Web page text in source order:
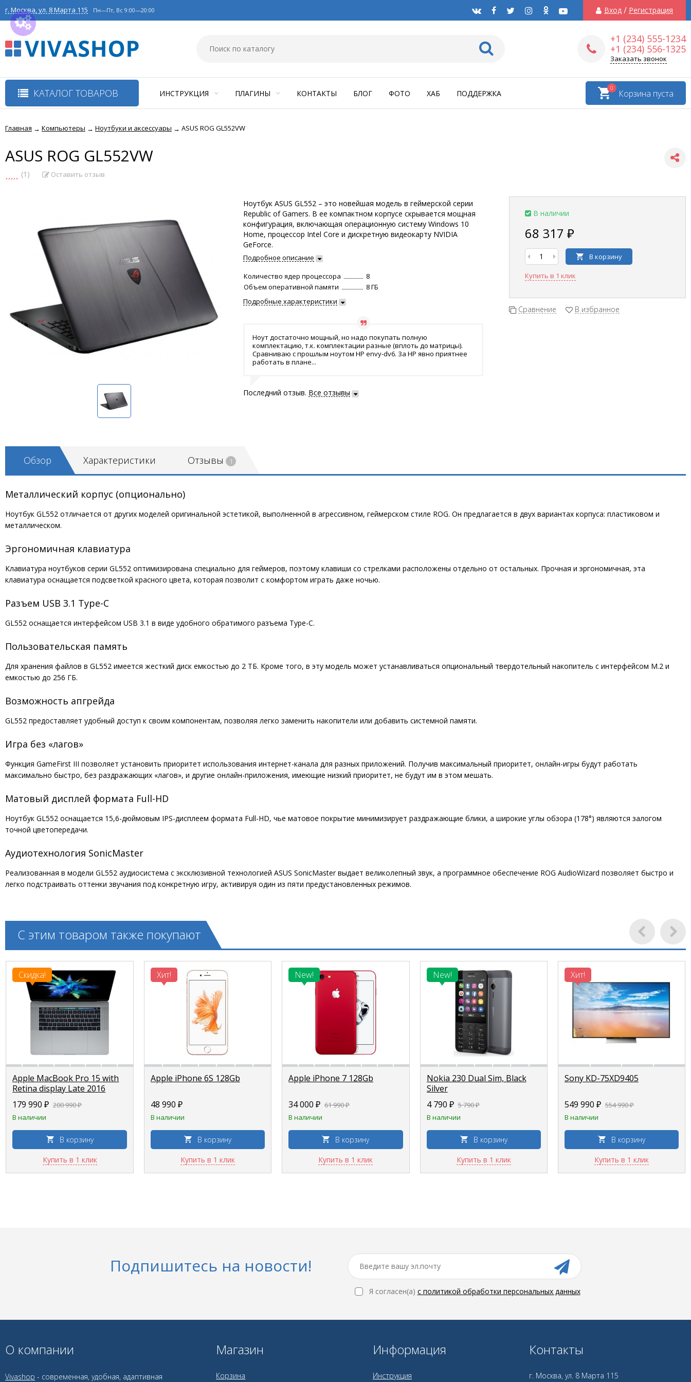
г. Москва, ул. 8 Марта 115 Пн—Пт, Вс 9:00—20:00 Вход / Регистрация
+1 (234) 555-1234
+1 (234) 556-1325
Заказать звонок
КАТАЛОГ ТОВАРОВ Корзина пуста
0
ИНСТРУКЦИЯ ПЛАГИНЫ КОНТАКТЫ БЛОГ ФОТО ХАБ ПОДДЕРЖКА
Главная → Компьютеры → Ноутбуки и аксессуары → ASUS ROG GL552VW
ASUS ROG GL552VW
(1) Оставить отзыв
В наличии
68 317 ₽
В корзину
Купить в 1 клик
Сравнение В избранное
Ноутбук ASUS GL552 – это новейшая модель в геймерской серии
Republic of Gamers. В ее компактном корпусе скрывается мощная
конфигурация, включающая операционную систему Windows 10
Home, процессор Intel Core и дискретную видеокарту NVIDIA
GeForce.
Подробное описание
Количество ядер процессора
8
Объем оперативной памяти
8 ГБ
Подробные характеристики
Ноут достаточно мощный, но надо покупать полную
комплектацию, т.к. комплектации разные (вплоть до матрицы).
Сравниваю с прошлым ноутом HP envy-dv6. За HP явно приятнее
работать в плане...
Последний отзыв. Все отзывы
Обзор Характеристики Отзывы 1
Металлический корпус (опционально)
Ноутбук GL552 отличается от других моделей оригинальной эстетикой, выполненной в агрессивном, геймерском стиле ROG. Он предлагается в двух вариантах корпуса: пластиковом и
металлическом.
Эргономичная клавиатура
Клавиатура ноутбуков серии GL552 оптимизирована специально для геймеров, поэтому клавиши со стрелками расположены отдельно от остальных. Прочная и эргономичная, эта
клавиатура оснащается подсветкой красного цвета, которая позволит с комфортом играть даже ночью.
Разъем USB 3.1 Type-C
GL552 оснащается интерфейсом USB 3.1 в виде удобного обратимого разъема Type-C.
Пользовательская память
Для хранения файлов в GL552 имеется жесткий диск емкостью до 2 ТБ. Кроме того, в эту модель может устанавливаться опциональный твердотельный накопитель с интерфейсом M.2 и
емкостью до 256 ГБ.
Возможность апгрейда
GL552 предоставляет удобный доступ к своим компонентам, позволяя легко заменить накопители или добавить системной памяти.
Игра без «лагов»
Функция GameFirst III позволяет установить приоритет использования интернет-канала для разных приложений. Получив максимальный приоритет, онлайн-игры будут работать
максимально быстро, без раздражающих «лагов», и другие онлайн-приложения, имеющие низкий приоритет, не будут им в этом мешать.
Матовый дисплей формата Full-HD
Ноутбук GL552 оснащается 15,6-дюймовым IPS-дисплеем формата Full-HD, чье матовое покрытие минимизирует раздражающие блики, а широкие углы обзора (178°) являются залогом
точной цветопередачи.
Аудиотехнология SonicMaster
Реализованная в модели GL552 аудиосистема с эксклюзивной технологией ASUS SonicMaster выдает великолепный звук, а программное обеспечение ROG AudioWizard позволяет быстро и
легко подстраивать оттенки звучания под конкретную игру, активируя один из пяти предустановленных режимов.
С этим товаром также покупают
Скидка!
Apple MacBook Pro 15 with
Retina display Late 2016
179 990 ₽ 200 990 ₽
В наличии
В корзину
Купить в 1 клик
Хит!
Apple iPhone 6S 128Gb
48 990 ₽
В наличии
В корзину
Купить в 1 клик
New!
Apple iPhone 7 128Gb
34 000 ₽ 61 990 ₽
В наличии
В корзину
Купить в 1 клик
New!
Nokia 230 Dual Sim, Black
Silver
4 790 ₽ 5 790 ₽
В наличии
В корзину
Купить в 1 клик
Хит!
Sony KD-75XD9405
549 990 ₽ 554 990 ₽
В наличии
В корзину
Купить в 1 клик
Подпишитесь на новости!
Я согласен(a) с политикой обработки персональных данных
О компании
Vivashop - современная, удобная, адаптивная
Магазин
Корзина
Информация
Инструкция
Контакты
г. Москва, ул. 8 Марта 115